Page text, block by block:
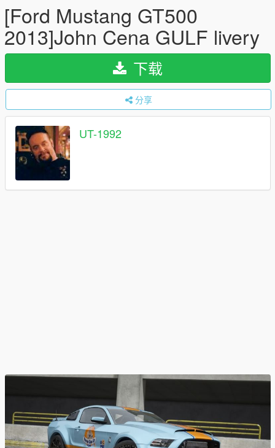
[Ford Mustang GT500
2013]John Cena GULF livery
下载
分享
UT-1992